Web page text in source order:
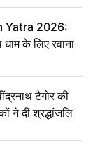
Yatra 2026:
के लिए रवाना
टैगोर की
ने दी श्रद्धांजलि